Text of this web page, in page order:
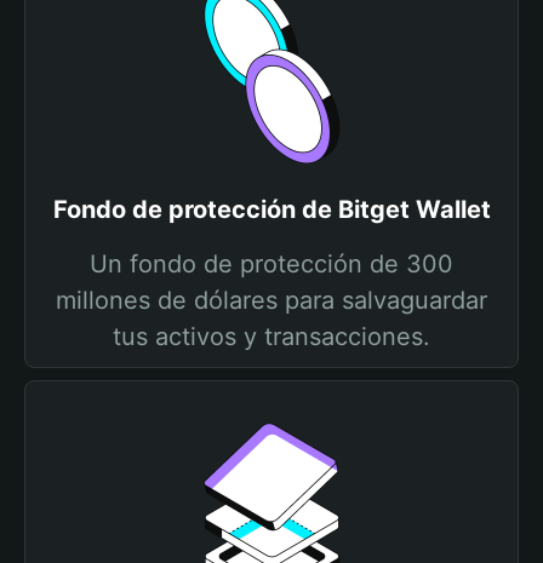
Fondo de protección de Bitget Wallet
Un fondo de protección de 300
millones de dólares para salvaguardar
tus activos y transacciones.